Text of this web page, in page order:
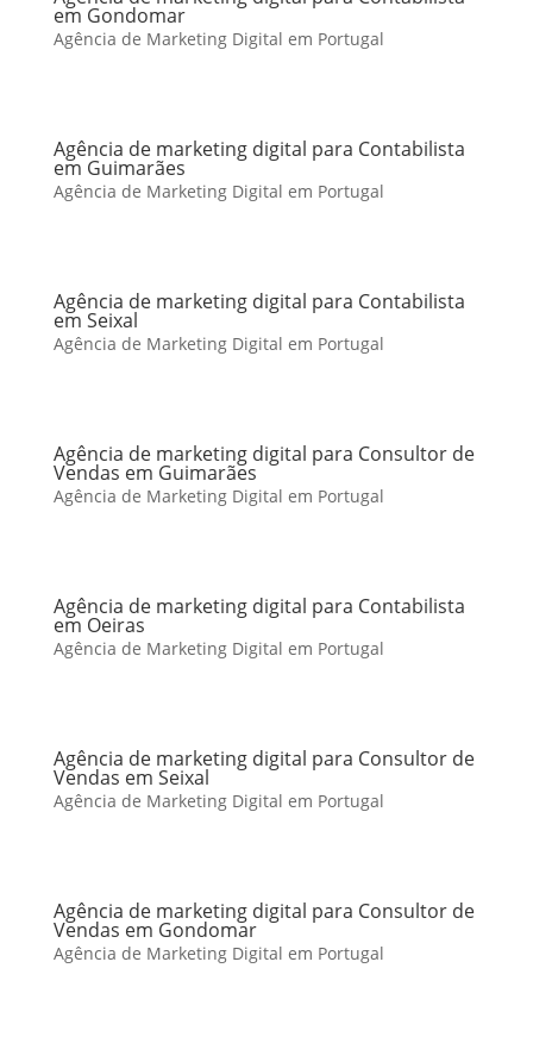
em Gondomar
Agência de Marketing Digital em Portugal
Agência de marketing digital para Contabilista
em Guimarães
Agência de Marketing Digital em Portugal
Agência de marketing digital para Contabilista
em Seixal
Agência de Marketing Digital em Portugal
Agência de marketing digital para Consultor de
Vendas em Guimarães
Agência de Marketing Digital em Portugal
Agência de marketing digital para Contabilista
em Oeiras
Agência de Marketing Digital em Portugal
Agência de marketing digital para Consultor de
Vendas em Seixal
Agência de Marketing Digital em Portugal
Agência de marketing digital para Consultor de
Vendas em Gondomar
Agência de Marketing Digital em Portugal